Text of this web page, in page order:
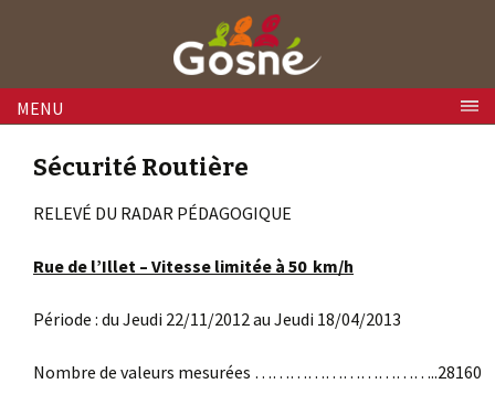
Skip to content
MENU
Sécurité Routière
RELEVÉ DU RADAR PÉDAGOGIQUE
Rue de l’Illet – Vitesse limitée à 50 km/h
Période : du Jeudi 22/11/2012 au Jeudi 18/04/2013
Nombre de valeurs mesurées …………………………..28160